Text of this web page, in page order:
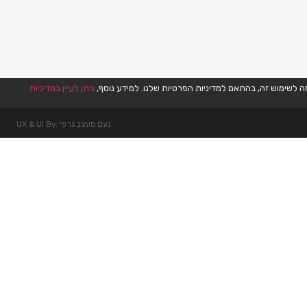
ניתן לעיין במדיניות
נעם מעצב גרפי :UX & UI By